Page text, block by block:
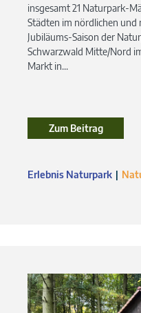
insgesamt 21 Naturpark-
Städten im nördlichen
Jubiläums-Saison der
Schwarzwald Mitte/Nord
Markt in...
Zum BeitragZum
Erlebnis Naturpark